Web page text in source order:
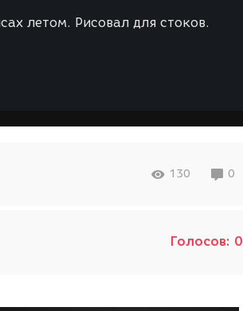
летом. Рисовал для стоков.
130 0
Голосов: 0